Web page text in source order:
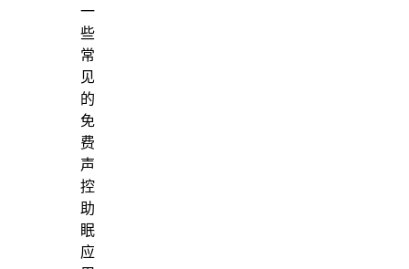
一
些
常
见
的
免
费
声
控
助
眠
应